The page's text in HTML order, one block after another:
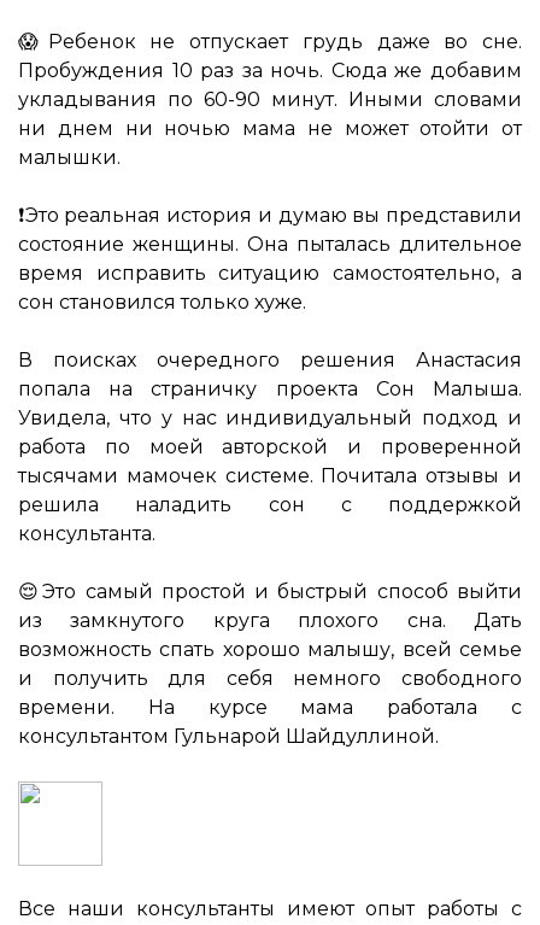
😱Ребенок не отпускает грудь даже во сне.
Пробуждения 10 раз за ночь. Сюда же добавим
укладывания по 60-90 минут. Иными словами
ни днем ни ночью мама не может отойти от
малышки.
❗️Это реальная история и думаю вы представили
состояние женщины. Она пыталась длительное
время исправить ситуацию самостоятельно, а
сон становился только хуже.
В поисках очередного решения Анастасия
попала на страничку проекта Сон Малыша.
Увидела, что у нас индивидуальный подход и
работа по моей авторской и проверенной
тысячами мамочек системе. Почитала отзывы и
решила наладить сон с поддержкой
консультанта.
😌Это самый простой и быстрый способ выйти
из замкнутого круга плохого сна. Дать
возможность спать хорошо малышу, всей семье
и получить для себя немного свободного
времени. На курсе мама работала с
консультантом Гульнарой Шайдуллиной.
Все наши консультанты имеют опыт работы с